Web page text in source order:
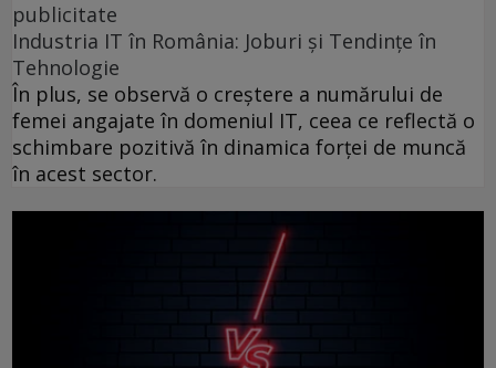
publicitate
Industria IT în România: Joburi și Tendințe în
Tehnologie
În plus, se observă o creștere a numărului de
femei angajate în domeniul IT, ceea ce reflectă o
schimbare pozitivă în dinamica forței de muncă
în acest sector.